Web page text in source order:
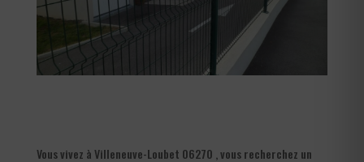
Vous vivez à Villeneuve-Loubet 06270 , vous recherchez un